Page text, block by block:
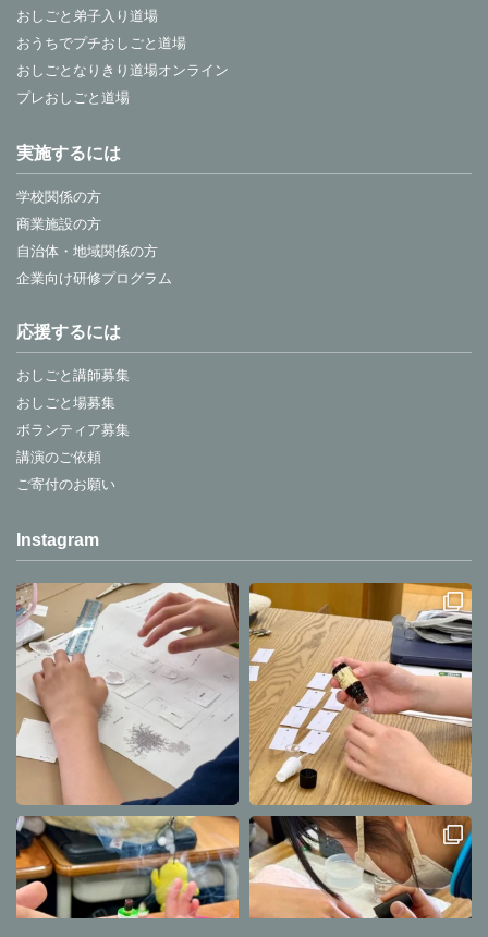
おしごと弟子入り道場
おうちでプチおしごと道場
おしごとなりきり道場オンライン
プレおしごと道場
実施するには
学校関係の方
商業施設の方
自治体・地域関係の方
企業向け研修プログラム
応援するには
おしごと講師募集
おしごと場募集
ボランティア募集
講演のご依頼
ご寄付のお願い
Instagram